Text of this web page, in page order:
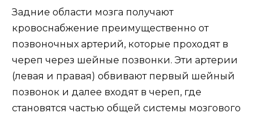
Задние области мозга получают
кровоснабжение преимущественно от
позвоночных артерий, которые проходят в
череп через шейные позвонки. Эти артерии
(левая и правая) обвивают первый шейный
позвонок и далее входят в череп, где
становятся частью общей системы мозгового